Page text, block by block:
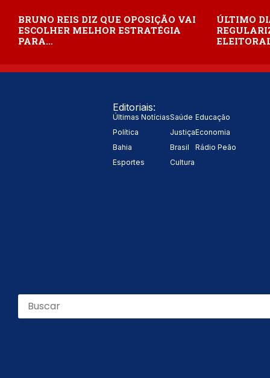
BRUNO REIS DIZ QUE OPOSIÇÃO VAI
ESCOLHER MELHOR ESTRATÉGIA
PARA…
ÚLTIMO
Editoriais:
Últimas Notícias
Política
Bahia
Esportes
Saúde
Justiça
Brasil
Cultura
Educação
Economia
Rádio Peão